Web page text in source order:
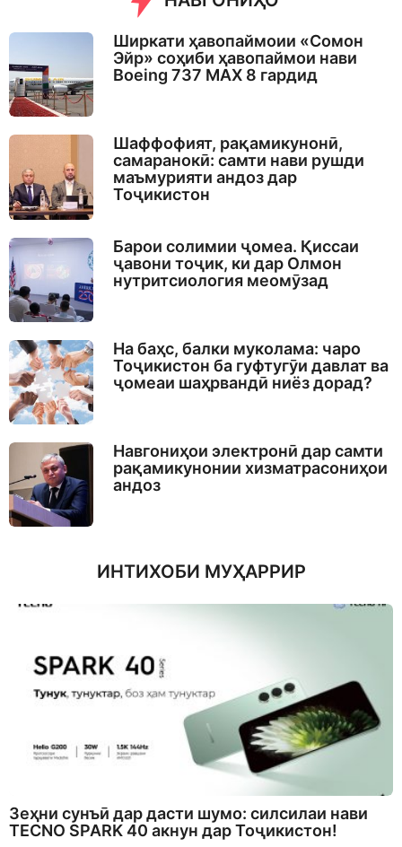
Ширкати ҳавопаймоии «Сомон
Эйр» соҳиби ҳавопаймои нави
Boeing 737 MAX 8 гардид
Шаффофият, рақамикунонӣ,
самаранокӣ: самти нави рушди
маъмурияти андоз дар
Тоҷикистон
Барои солимии ҷомеа. Қиссаи
ҷавони тоҷик, ки дар Олмон
нутритсиология меомӯзад
На баҳс, балки муколама: чаро
Тоҷикистон ба гуфтугӯи давлат ва
ҷомеаи шаҳрвандӣ ниёз дорад?
Навгониҳои электронӣ дар самти
рақамикунонии хизматрасониҳои
андоз
ИНТИХОБИ МУҲАРРИР
Зеҳни сунъӣ дар дасти шумо: силсилаи нави
TECNO SPARK 40 акнун дар Тоҷикистон!